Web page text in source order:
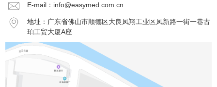
E-mail：info@easymed.com.cn
地址：广东省佛山市顺德区大良凤翔工业区凤新路一街一巷古
珀工贸大厦A座